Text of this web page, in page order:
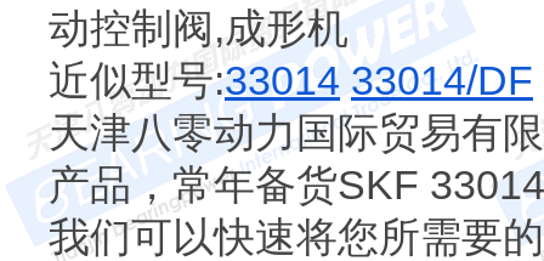
动控制阀,成形机
近似型号:33014 33014/DF
天津八零动力国际贸易有
产品，常年备货SKF
我们可以快速将您所需要